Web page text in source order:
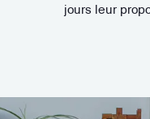
jours leur